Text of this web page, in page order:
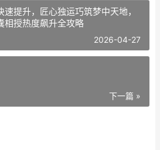
提升，匠心独运巧筑梦中天地，
相授热度飙升全攻略
2026-04-27
下一篇 »